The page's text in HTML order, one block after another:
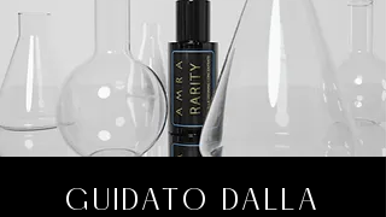
GUIDATO DALLA